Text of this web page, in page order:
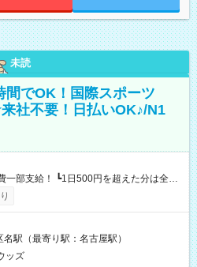
未読
でOK！国際スポーツ
社不要！日払いOK♪/N1
方は自己負担となります ★日払い
いたその日に現金GET♪ お仕事後はコン
駅（最寄り駅：名古屋駅）
ッズ